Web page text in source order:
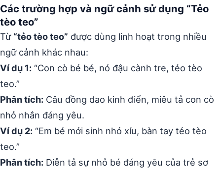
Các trường hợp và ngữ cảnh sử dụng “Tẻo
tèo teo”
Từ “tẻo tèo teo” được dùng linh hoạt trong nhiều
ngữ cảnh khác nhau:
Ví dụ 1: “Con cò bé bé, nó đậu cành tre, tẻo tèo
teo.”
Phân tích: Câu đồng dao kinh điển, miêu tả con cò
nhỏ nhắn đáng yêu.
Ví dụ 2: “Em bé mới sinh nhỏ xíu, bàn tay tẻo tèo
teo.”
Phân tích: Diễn tả sự nhỏ bé đáng yêu của trẻ sơ